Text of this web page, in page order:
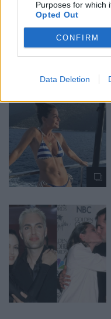
Purposes for which
Opted Out
CONFIRM
Data Deletion